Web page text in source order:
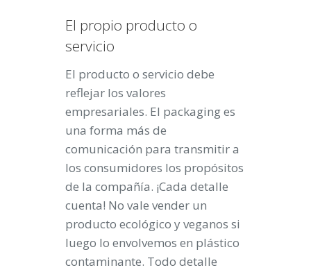
El propio producto o
servicio
El producto o servicio debe
reflejar los valores
empresariales. El packaging es
una forma más de
comunicación para transmitir a
los consumidores los propósitos
de la compañía. ¡Cada detalle
cuenta! No vale vender un
producto ecológico y veganos si
luego lo envolvemos en plástico
contaminante. Todo detalle